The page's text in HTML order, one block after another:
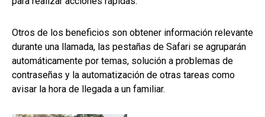
Otros de los beneficios son obtener información relevante
durante una llamada, las pestañas de Safari se agruparán
automáticamente por temas, solución a problemas de
contraseñas y la automatización de otras tareas como
avisar la hora de llegada a un familiar.